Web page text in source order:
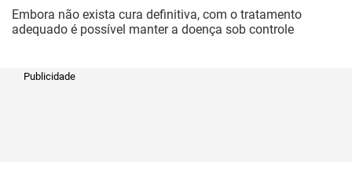
Embora não exista cura definitiva, com o tratamento
adequado é possível manter a doença sob controle
Publicidade